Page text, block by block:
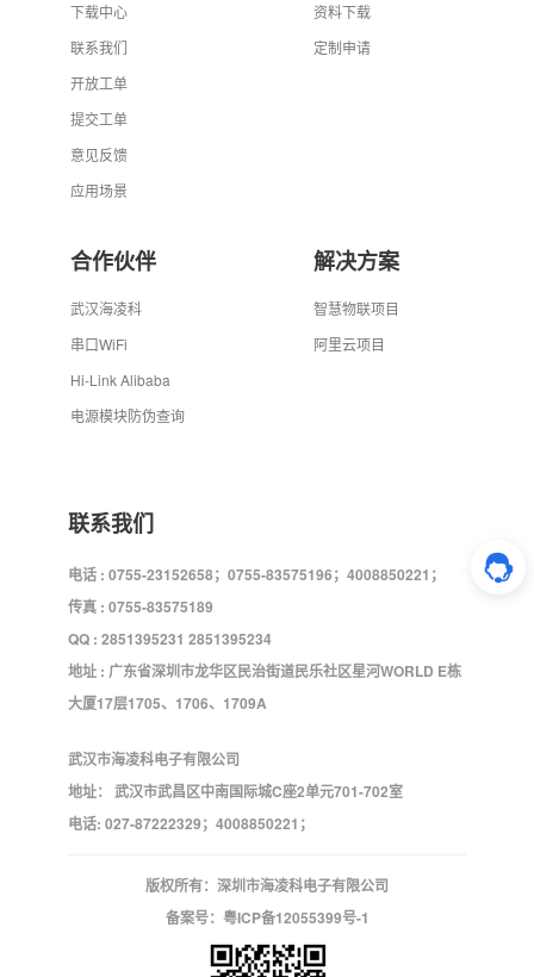
下载中心
联系我们
开放工单
提交工单
意见反馈
应用场景
资料下载
定制申请
合作伙伴
武汉海凌科
串口WiFi
Hi-Link Alibaba
电源模块防伪查询
解决方案
智慧物联项目
阿里云项目
联系我们
电话 : 0755-23152658；0755-83575196；4008850221；
传真 : 0755-83575189
QQ : 2851395231 2851395234
地址 : 广东省深圳市龙华区民治街道民乐社区星河WORLD E栋
大厦17层1705、1706、1709A
武汉市海凌科电子有限公司
地址： 武汉市武昌区中南国际城C座2单元701-702室
电话: 027-87222329；4008850221；
版权所有：深圳市海凌科电子有限公司
备案号： 粤ICP备12055399号-1